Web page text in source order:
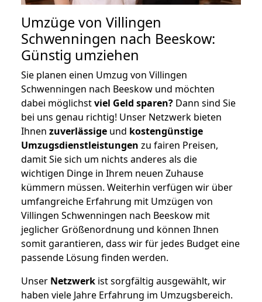
Umzüge von Villingen
Schwenningen nach Beeskow:
Günstig umziehen
Sie planen einen Umzug von Villingen
Schwenningen nach Beeskow und möchten
dabei möglichstviel Geld sparen? Dann sind Sie
bei uns genau richtig! Unser Netzwerk bieten
Ihnen zuverlässige und kostengünstige
Umzugsdienstleistungen zu fairen Preisen,
damit Sie sich um nichts anderes als die
wichtigen Dinge in Ihrem neuen Zuhause
kümmern müssen. Weiterhin verfügen wir über
umfangreiche Erfahrung mit Umzügen von
Villingen Schwenningen nach Beeskow mit
jeglicher Größenordnung und können Ihnen
somit garantieren, dass wir für jedes Budget eine
passende Lösung finden werden.
Unser Netzwerk ist sorgfältig ausgewählt, wir
haben viele Jahre Erfahrung im Umzugsbereich.